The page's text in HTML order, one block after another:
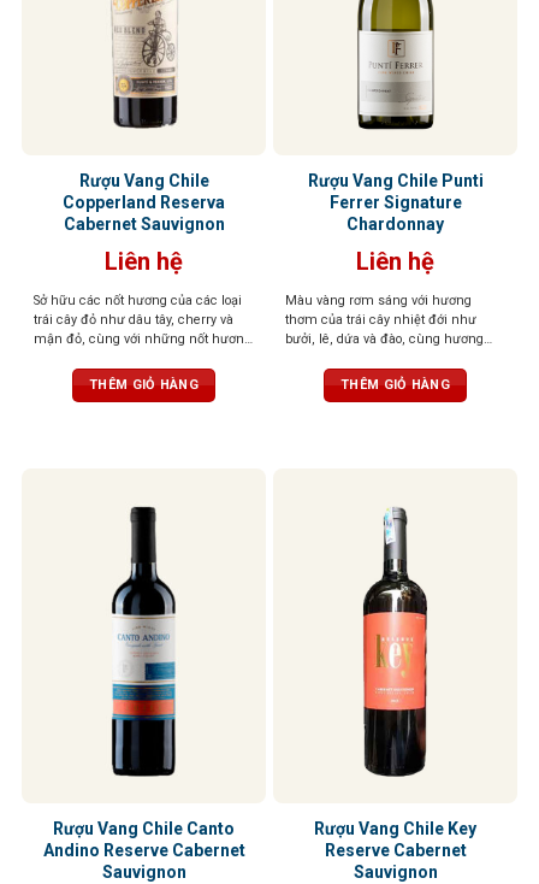
Rượu Vang Chile
Copperland Reserva
Cabernet Sauvignon
Liên hệ
Sở hữu các nốt hương của các loại
trái cây đỏ như dâu tây, cherry và
mận đỏ, cùng với những nốt hương
vị trái cây ngọt kéo dài, mềm mại
THÊM GIỎ HÀNG
Rượu Vang Chile Punti
Ferrer Signature
Chardonnay
Liên hệ
Màu vàng rơm sáng với hương
thơm của trái cây nhiệt đới như
bưởi, lê, dứa và đào, cùng hương
nhàng, vị tươi mát, quyến rũ
THÊM GIỎ HÀNG
Rượu Vang Chile Canto
Andino Reserve Cabernet
Sauvignon
Rượu Vang Chile Key
Reserve Cabernet
Sauvignon